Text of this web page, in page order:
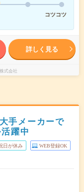
コツコツ
詳しく見る
式会社
手メーカーで
躍中
日が休み WEB登録OK